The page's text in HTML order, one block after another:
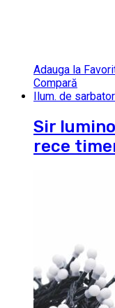
Adauga la
Compară
Ilum. de
Sir
rece